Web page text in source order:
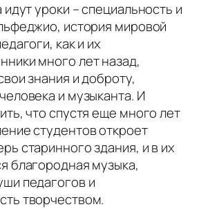
уроки – специальность и
история мировой
как и их
много лет назад,
знания и доброту,
и музыканта. И
что спустя еще много лет
студентов откроет
старинного здания, и в их
благородная музыка,
педагогов и
творчеством.